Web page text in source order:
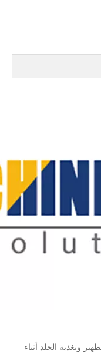
وتغذية الجلد أثناء